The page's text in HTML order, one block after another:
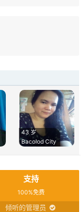
43 岁
Bacolod City
支持
100%免费
倾听的管理员